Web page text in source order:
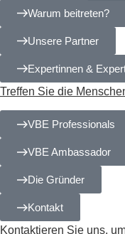
Warum beitreten?
Unsere Partner
Expertinnen &
Treffen Sie die
VBE Professionals
VBE Ambassador
Die Gründer
Kontakt
Kontaktieren Sie uns,